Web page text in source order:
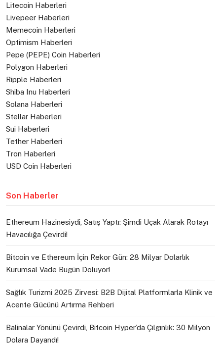
Litecoin Haberleri
Livepeer Haberleri
Memecoin Haberleri
Optimism Haberleri
Pepe (PEPE) Coin Haberleri
Polygon Haberleri
Ripple Haberleri
Shiba Inu Haberleri
Solana Haberleri
Stellar Haberleri
Sui Haberleri
Tether Haberleri
Tron Haberleri
USD Coin Haberleri
Son Haberler
Ethereum Hazinesiydi, Satış Yaptı: Şimdi Uçak Alarak Rotayı
Havacılığa Çevirdi!
Bitcoin ve Ethereum İçin Rekor Gün: 28 Milyar Dolarlık
Kurumsal Vade Bugün Doluyor!
Sağlık Turizmi 2025 Zirvesi: B2B Dijital Platformlarla Klinik ve
Acente Gücünü Artırma Rehberi
Balinalar Yönünü Çevirdi, Bitcoin Hyper’da Çılgınlık: 30 Milyon
Dolara Dayandı!